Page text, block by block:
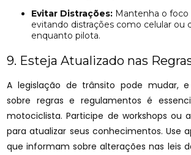
Evitar Distrações: Mantenha o foco
evitando distrações como celular ou
enquanto pilota.
9. Esteja Atualizado nas
A legislação de trânsito pode mudar,
sobre regras e regulamentos é
motociclista. Participe de workshops ou
para atualizar seus conhecimentos. Use
que informam sobre alterações nas leis